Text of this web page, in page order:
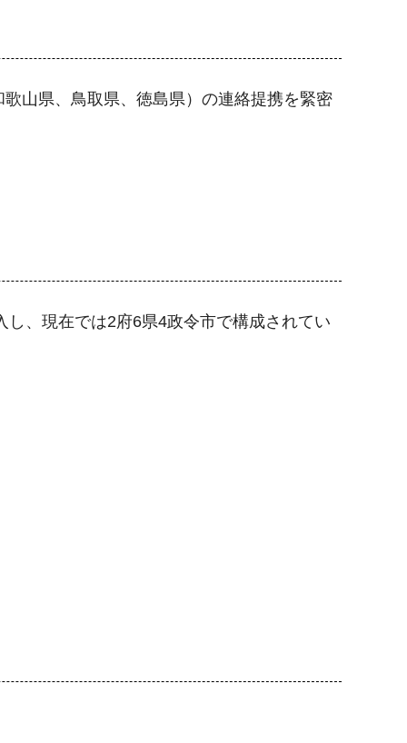
山県、鳥取県、徳島県）の連絡提携を緊密
、現在では2府6県4政令市で構成されてい